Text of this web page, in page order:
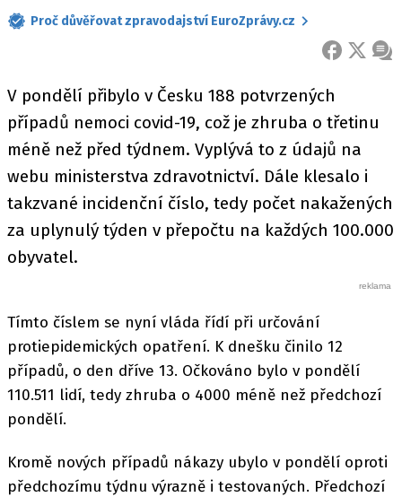
Proč důvěřovat zpravodajství EuroZprávy.cz
FACEBOOK
X
V pondělí přibylo v Česku 188 potvrzených
případů nemoci covid-19, což je zhruba o třetinu
méně než před týdnem. Vyplývá to z údajů na
webu ministerstva zdravotnictví. Dále klesalo i
takzvané incidenční číslo, tedy počet nakažených
za uplynulý týden v přepočtu na každých 100.000
obyvatel.
Tímto číslem se nyní vláda řídí při určování
protiepidemických opatření. K dnešku činilo 12
případů, o den dříve 13. Očkováno bylo v pondělí
110.511 lidí, tedy zhruba o 4000 méně než předchozí
pondělí.
Kromě nových případů nákazy ubylo v pondělí oproti
předchozímu týdnu výrazně i testovaných. Předchozí